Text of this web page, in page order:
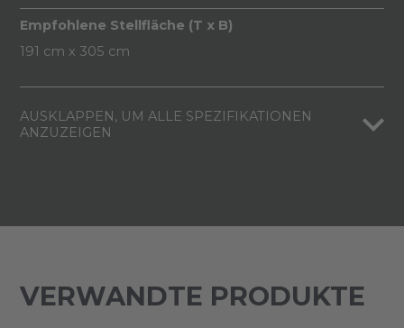
Empfohlene Stellfläche (T x B)
191 cm x 305 cm
AUSKLAPPEN, UM ALLE SPEZIFIKATIONEN
ANZUZEIGEN
VERWANDTE PRODUKTE